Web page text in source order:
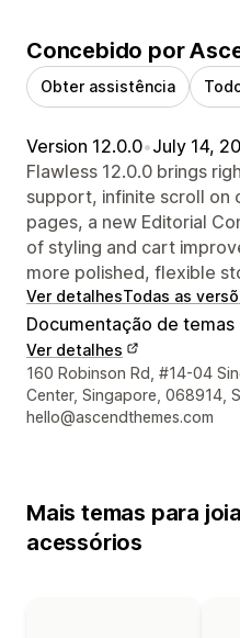
Concebido por
Obter assistência
Version 12.0.0•July 14,
Flawless 12.0.0 brings
support, infinite scroll on
pages, a new Editorial
of styling and cart
more polished, flexible
Ver detalhesTodas as
Documentação de temas
Ver detalhes
Detalhes de contacto do
160 Robinson Rd, #14-04
Center, Singapore, 068914,
hello@ascendthemes.com
Mais temas para
acessórios